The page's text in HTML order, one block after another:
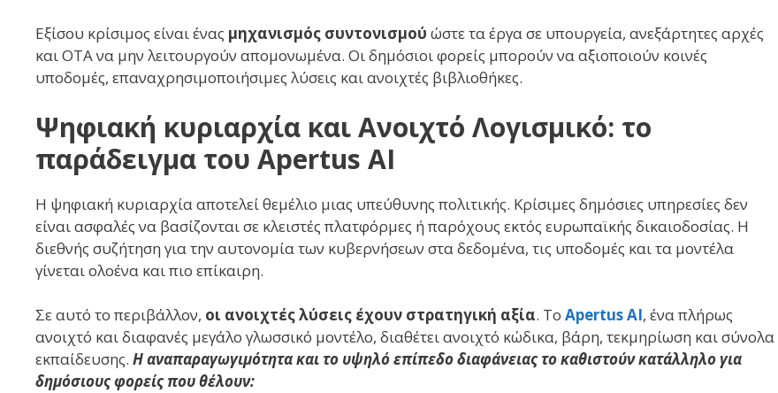
Εξίσου κρίσιμος είναι ένας μηχανισμός συντονισμού ώστε τα έργα σε υπουργεία, ανεξάρτητες αρχές
και ΟΤΑ να μην λειτουργούν απομονωμένα. Οι δημόσιοι φορείς μπορούν να αξιοποιούν κοινές
υποδομές, επαναχρησιμοποιήσιμες λύσεις και ανοιχτές βιβλιοθήκες.
Ψηφιακή κυριαρχία και Ανοιχτό Λογισμικό: το
παράδειγμα του Apertus AI
Η ψηφιακή κυριαρχία αποτελεί θεμέλιο μιας υπεύθυνης πολιτικής. Κρίσιμες δημόσιες υπηρεσίες δεν
είναι ασφαλές να βασίζονται σε κλειστές πλατφόρμες ή παρόχους εκτός ευρωπαϊκής δικαιοδοσίας. Η
διεθνής συζήτηση για την αυτονομία των κυβερνήσεων στα δεδομένα, τις υποδομές και τα μοντέλα
γίνεται ολοένα και πιο επίκαιρη.
Σε αυτό το περιβάλλον, οι ανοιχτές λύσεις έχουν στρατηγική αξία. Το Apertus AI, ένα πλήρως
ανοιχτό και διαφανές μεγάλο γλωσσικό μοντέλο, διαθέτει ανοιχτό κώδικα, βάρη, τεκμηρίωση και σύνολα
εκπαίδευσης. Η αναπαραγωγιμότητα και το υψηλό επίπεδο διαφάνειας το καθιστούν κατάλληλο για
δημόσιους φορείς που θέλουν: